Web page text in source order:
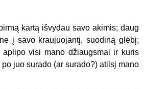
kartą išvydau savo akimis; daug
į sa­vo kraujuojantį, suodiną glėbį;
visi mano džiaugsmai ir kuris
juo surado (ar surado?) atilsį mano